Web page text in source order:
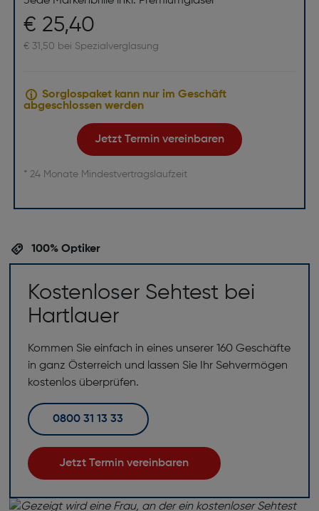
€ 25,40
€ 31,50 bei Spezialverglasung
Sorglospaket kann nur im Geschäft
abgeschlossen werden
Jetzt Termin vereinbaren
* 24 Monate Mindestvertragslaufzeit
100% Optiker
Kostenloser Sehtest bei
Hartlauer
Kommen Sie einfach in eines unserer 160 Geschäfte
in ganz Österreich und lassen Sie Ihr Sehvermögen
kostenlos überprüfen.
0800 31 13 33
Jetzt Termin vereinbaren